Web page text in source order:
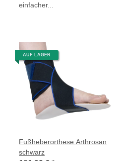
einfacher...
AUF LAGER
Fußheberorthese Arthrosan
schwarz